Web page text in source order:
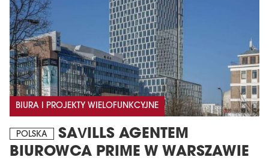
BIURA I PROJEKTY WIELOFUNKCYJNE
POLSKA
SAVILLS AGENTEM
BIUROWCA PRIME W WARSZAWIE